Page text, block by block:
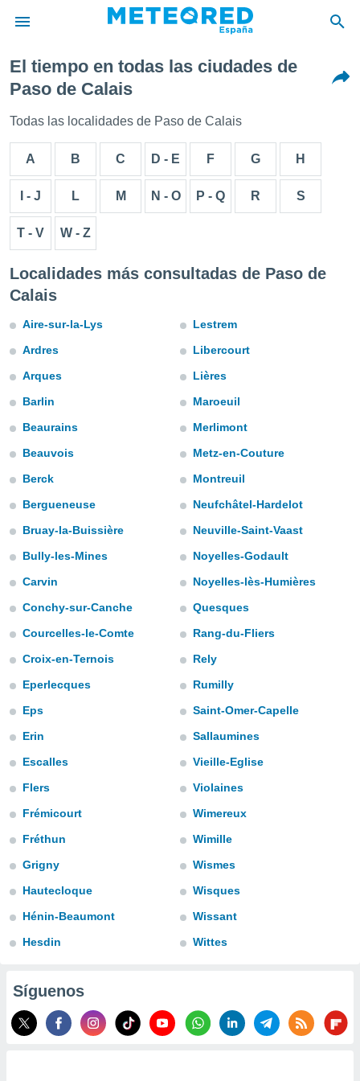
de
por
para
que se
calidad.
las
y
forma
digital
permite
seguir
coste.
a la
todas
nuestros
y análisis
así como
perfil
y
en
nuestra
cookies
CONFIGURACIÓN
El tiempo en todas las ciudades de
Paso de Calais
Todas las localidades de Paso de Calais
A B C D - E F G H
I - J L M N - O P - Q R S
T - V W - Z
Localidades más consultadas de Paso de
Calais
Aire-sur-la-Lys
Ardres
Arques
Barlin
Beaurains
Beauvois
Berck
Bergueneuse
Bruay-la-Buissière
Bully-les-Mines
Carvin
Conchy-sur-Canche
Courcelles-le-Comte
Croix-en-Ternois
Eperlecques
Eps
Erin
Escalles
Flers
Frémicourt
Fréthun
Grigny
Hautecloque
Hénin-Beaumont
Hesdin
Lestrem
Libercourt
Lières
Maroeuil
Merlimont
Metz-en-Couture
Montreuil
Neufchâtel-Hardelot
Neuville-Saint-Vaast
Noyelles-Godault
Noyelles-lès-Humières
Quesques
Rang-du-Fliers
Rely
Rumilly
Saint-Omer-Capelle
Sallaumines
Vieille-Eglise
Violaines
Wimereux
Wimille
Wismes
Wisques
Wissant
Wittes
Síguenos